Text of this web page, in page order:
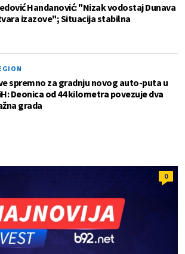
Handanović: "Nizak vodostaj Dunava
izazove"; Situacija stabilna
spremno za gradnju novog auto-puta u
Deonica od 44 kilometra povezuje dva
grada
0